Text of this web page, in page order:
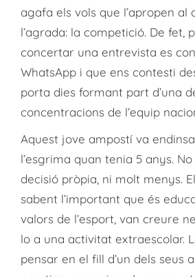
agafa els vols que l’apropen al
l’agrada: la competició. De fet,
concertar una entrevista es
WhatsApp i que ens contesti
porta dies formant part d’una
concentracions de l’equip
Aquest jove ampostí va
l’esgrima quan tenia 5 anys.
decisió pròpia, ni molt menys.
sabent l’important que és
valors de l’esport, van creure
lo a una activitat extraescolar.
pensar en el fill d’un dels seus